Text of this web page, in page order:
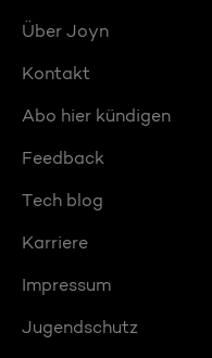
Über Joyn
Kontakt
Abo hier kündigen
Feedback
Tech blog
Karriere
Impressum
Jugendschutz